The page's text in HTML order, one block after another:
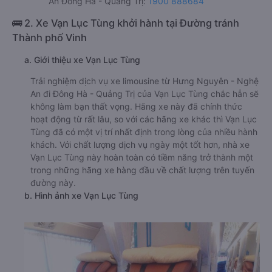
Xem địa chỉ văn phòng nhà xe Hải Hoàng Gia:
https://vexere.com/vi-VN/xe-hai-hoang-gia
Số điện thoại đặt mua vé xe Hưng Nguyên - Nghệ
An Đông Hà - Quảng Trị:
🚌 2. Xe Vạn Lục Tùng khởi hành tại Đường tránh
Thành phố Vinh
a. Giới thiệu xe Vạn Lục Tùng
Trải nghiệm dịch vụ xe limousine từ Hưng Nguyên - Nghệ
An đi Đông Hà - Quảng Trị của Vạn Lục Tùng chắc hẳn sẽ
không làm bạn thất vọng. Hãng xe này đã chính thức
hoạt động từ rất lâu, so với các hãng xe khác thì Vạn Lục
Tùng đã có một vị trí nhất định trong lòng của nhiều hành
khách. Với chất lượng dịch vụ ngày một tốt hơn, nhà xe
Vạn Lục Tùng này hoàn toàn có tiềm năng trở thành một
đường này.
b. Hình ảnh xe Vạn Lục Tùng